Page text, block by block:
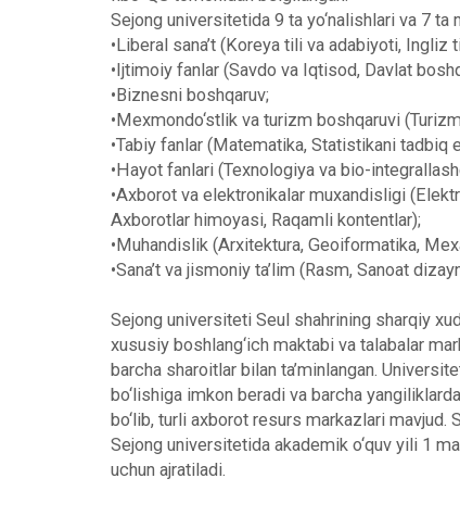
Sejong universitetida 9 ta yo‘nalishlari va 7
•Liberal sana’t (Koreya tili va adabiyoti, Ingliz
•Ijtimoiy fanlar (Savdo va Iqtisod, Davlat
•Biznesni boshqaruv;
•Mexmondo‘stlik va turizm boshqaruvi
•Tabiy fanlar (Matematika, Statistikani tadbiq
•Hayot fanlari (Texnologiya va bio-
•Axborot va elektronikalar muxandisligi
Axborotlar himoyasi, Raqamli kontentlar);
•Muhandislik (Arxitektura, Geoiformatika,
•Sana’t va jismoniy ta’lim (Rasm, Sanoat
Sejong universiteti Seul shahrining sharqiy
xususiy boshlang‘ich maktabi va talabalar
barcha sharoitlar bilan ta’minlangan.
bo‘lishiga imkon beradi va barcha
bo‘lib, turli axborot resurs markazlari
Sejong universitetida akademik o‘quv yili 1
uchun ajratiladi.